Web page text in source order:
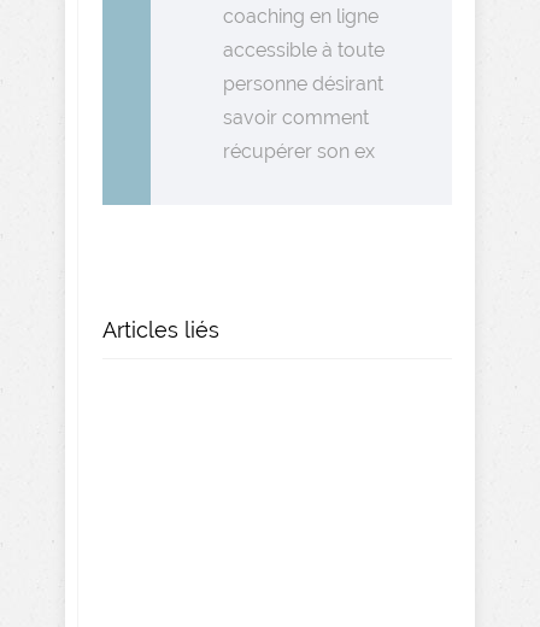
coaching en ligne
accessible à toute
personne désirant
savoir comment
récupérer son ex
Articles liés